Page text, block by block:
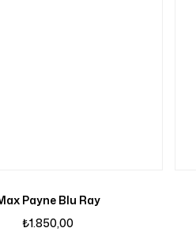
Payne Blu Ray
₺1.850,00